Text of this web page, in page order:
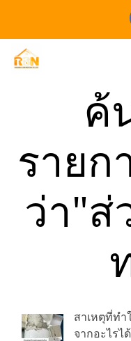
ค้
รายก
ว่า"ส่
สาเหตุที่ทำ
จากอะไรไ